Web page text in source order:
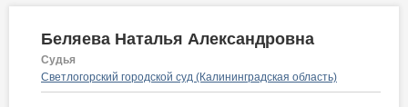
Беляева Наталья Александровна
Судья
Светлогорский городской суд (Калининградская область)